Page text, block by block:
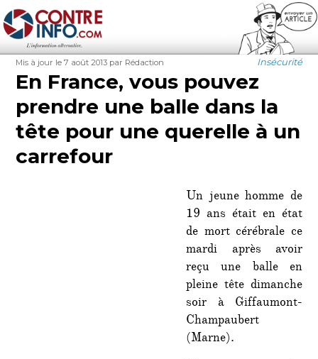
Contre-Info
Publié
le
Mis à jour le 7 août 2013 Auteur
par Rédaction Catégories
Insécurité
En France, vous pouvez
prendre une balle dans la
tête pour une querelle à un
carrefour
Un jeune homme de
19 ans était en état
de mort cérébrale ce
mardi après avoir
reçu une balle en
pleine tête dimanche
soir à Giffaumont-
Champaubert
(Marne).